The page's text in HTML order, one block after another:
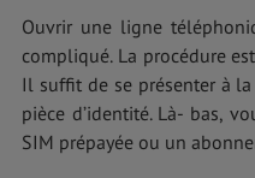
Ouvrir une ligne
compliqué. La procédure
Il suffit de se présenter à
pièce d’identité. Là- bas,
SIM prépayée ou un